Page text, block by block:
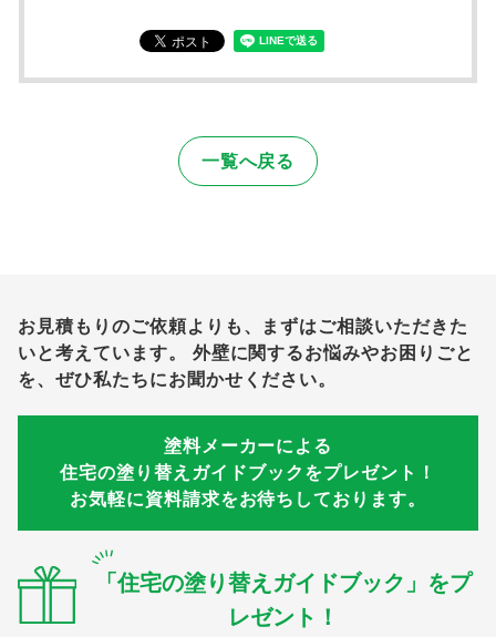
一覧へ戻る
お見積もりのご依頼よりも、まずはご相談いただきた
いと考えています。
外壁に関するお悩みやお困りごと
を、ぜひ私たちにお聞かせください。
塗料メーカーによる
住宅の塗り替えガイドブックをプレゼント！
お気軽に資料請求をお待ちしております。
「住宅の塗り替えガイドブック」をプ
レゼント！